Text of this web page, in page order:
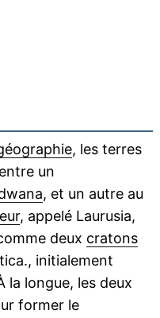
, les terres
un
, et un autre au
, appelé Laurusia,
deux cratons
initialement
la longue, les deux
former le